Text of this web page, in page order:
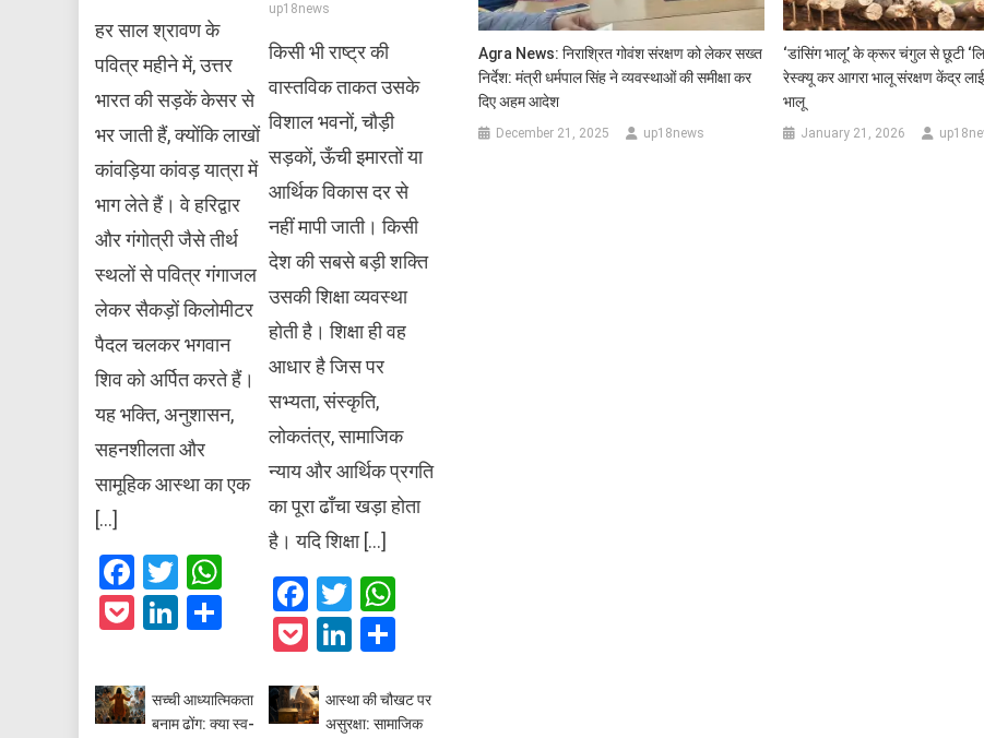
Agra News: निराश्रित गोवंश संरक्षण को लेकर सख्त
निर्देश: मंत्री धर्मपाल सिंह ने व्यवस्थाओं की समीक्षा कर
दिए अहम आदेश
December 21, 2025 up18news
‘डांसिंग भालू’ के क्रूर चंगुल से छूटी
रेस्क्यू कर आगरा भालू संरक्षण केंद्र लाई
भालू
January 21, 2026
हर साल श्रावण के
पवित्र महीने में, उत्तर
भारत की सड़कें केसर से
भर जाती हैं, क्योंकि लाखों
कांवड़िया कांवड़ यात्रा में
भाग लेते हैं। वे हरिद्वार
और गंगोत्री जैसे तीर्थ
स्थलों से पवित्र गंगाजल
लेकर सैकड़ों किलोमीटर
पैदल चलकर भगवान
शिव को अर्पित करते हैं।
यह भक्ति, अनुशासन,
सहनशीलता और
सामूहिक आस्था का एक
[…]
Facebook
TwitterWhatsApp
PocketLinkedIn
Share
up18news
किसी भी राष्ट्र की
वास्तविक ताकत उसके
विशाल भवनों, चौड़ी
सड़कों, ऊँची इमारतों या
आर्थिक विकास दर से
नहीं मापी जाती। किसी
देश की सबसे बड़ी शक्ति
उसकी शिक्षा व्यवस्था
होती है। शिक्षा ही वह
आधार है जिस पर
सभ्यता, संस्कृति,
लोकतंत्र, सामाजिक
न्याय और आर्थिक प्रगति
का पूरा ढाँचा खड़ा होता
है। यदि शिक्षा […]
Facebook
TwitterWhatsApp
PocketLinkedIn
Share
सच्ची आध्यात्मिकता
बनाम ढोंग: क्या स्व-
आस्था की चौखट पर
असुरक्षा: सामाजिक